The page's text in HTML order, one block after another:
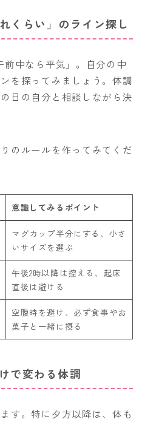
くらい」のライン探し
前中なら平気」。自分の中
を探ってみましょう。体調
日の自分と相談しながら決
のルールを作ってみてくだ
意識してみるポイント
マグカップ半分にする、小さ
いサイズを選ぶ
午後2時以降は控える、起床
直後は避ける
空腹時を避け、必ず食事やお
菓子と一緒に摂る
で変わる体調
す。特に夕方以降は、体も